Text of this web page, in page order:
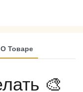
Товаре